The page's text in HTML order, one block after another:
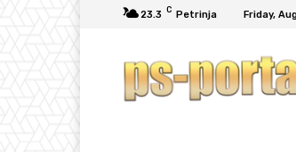
23.3 C Petrinja Friday,